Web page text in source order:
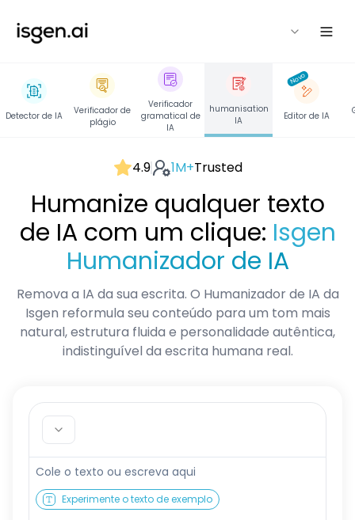
isgen
Detector de IA
Verificador de
plágio
Verificador
gramatical de
IA
humanisation
IA
Novo
Editor de IA
4.9 1M+Trusted
Humanize qualquer texto
de IA com um clique: Isgen
Humanizador de IA
Remova a IA da sua escrita. O Humanizador de IA da
Isgen reformula seu conteúdo para um tom mais
natural, estrutura fluida e personalidade autêntica,
indistinguível da escrita humana real.
Experimente o texto de exemplo